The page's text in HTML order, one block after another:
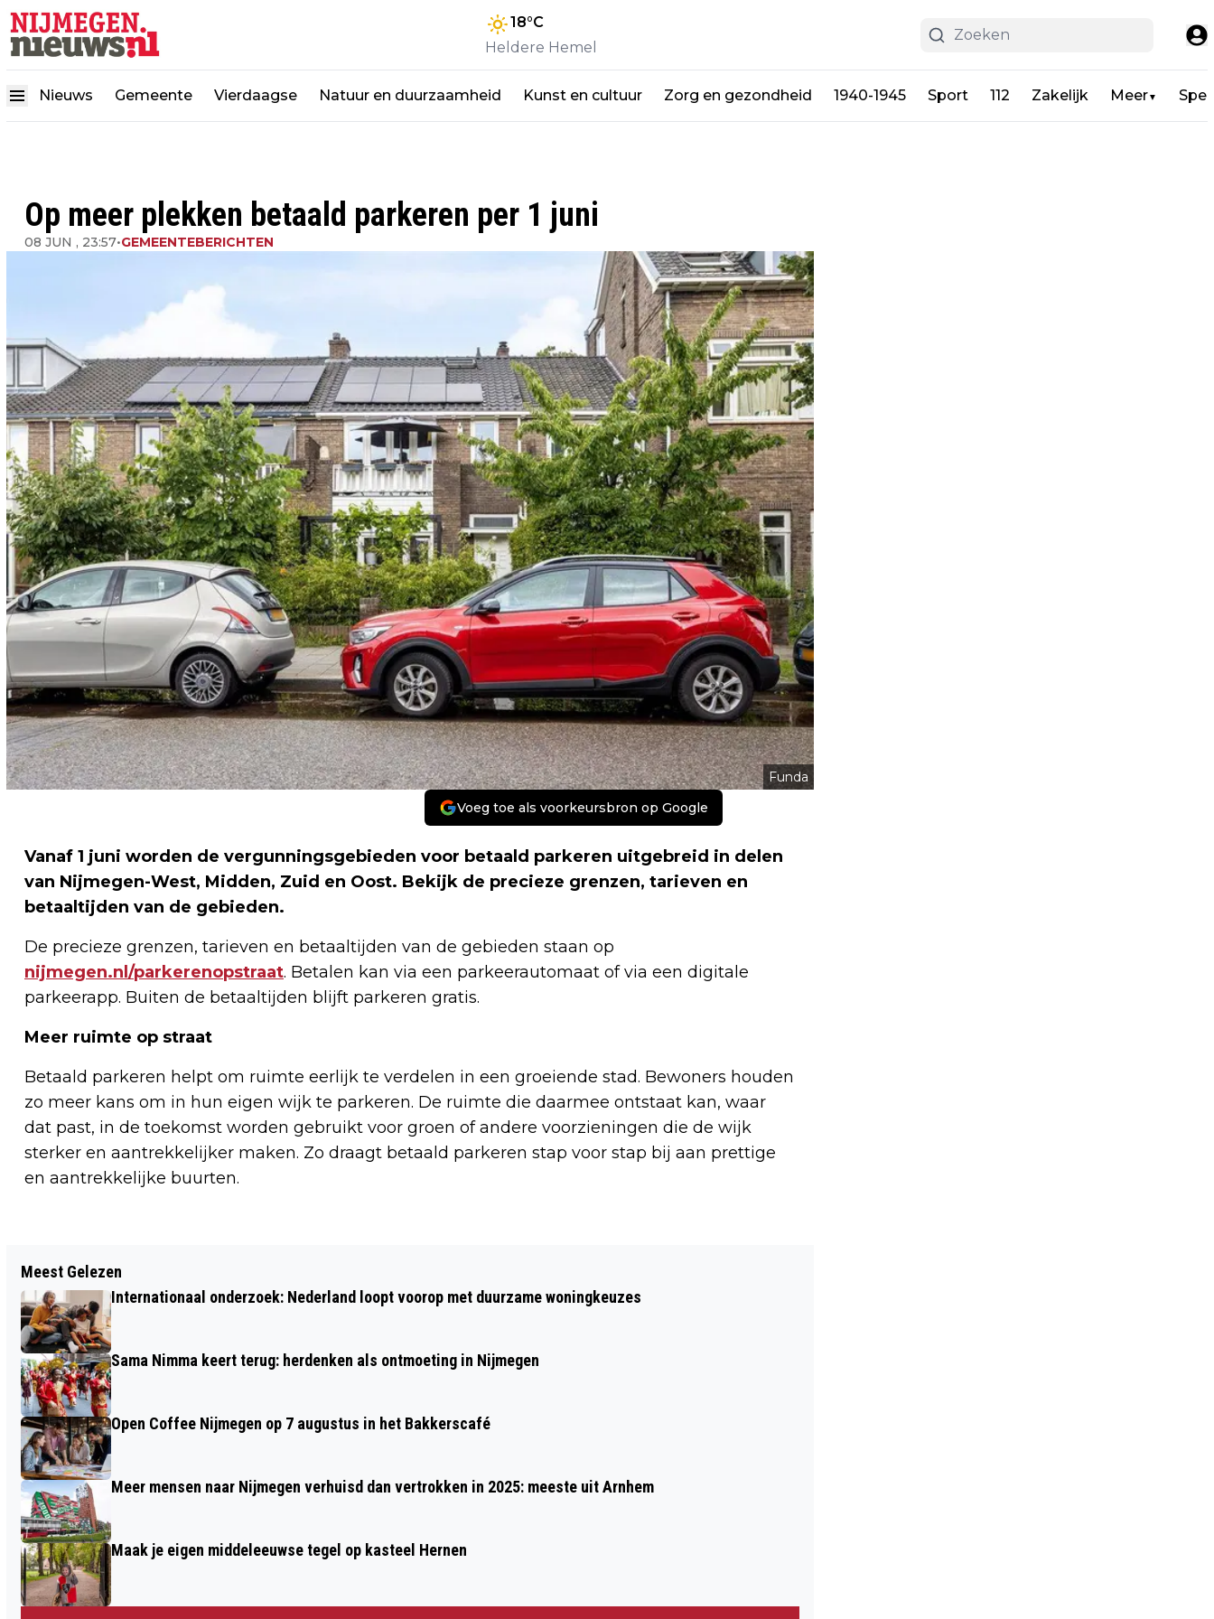
18°C
Heldere Hemel
Nieuws Gemeente Vierdaagse Natuur en duurzaamheid Kunst en cultuur Zorg en gezondheid 1940-1945 Sport 112 Zakelijk Meer▼
Op meer plekken betaald parkeren per 1 juni
08 JUN , 23:57•GEMEENTEBERICHTEN
Funda
Voeg toe als voorkeursbron op Google
Vanaf 1 juni worden de vergunningsgebieden voor betaald parkeren uitgebreid in delen
van Nijmegen-West, Midden, Zuid en Oost. Bekijk de precieze grenzen, tarieven en
betaaltijden van de gebieden.
De precieze grenzen, tarieven en betaaltijden van de gebieden staan op
nijmegen.nl/parkerenopstraat. Betalen kan via een parkeerautomaat of via een digitale
parkeerapp. Buiten de betaaltijden blijft parkeren gratis.
Meer ruimte op straat
Betaald parkeren helpt om ruimte eerlijk te verdelen in een groeiende stad. Bewoners houden
zo meer kans om in hun eigen wijk te parkeren. De ruimte die daarmee ontstaat kan, waar
dat past, in de toekomst worden gebruikt voor groen of andere voorzieningen die de wijk
sterker en aantrekkelijker maken. Zo draagt betaald parkeren stap voor stap bij aan prettige
en aantrekkelijke buurten.
INBREKERS KIEZEN VAAK VOOR DE
MAKKELIJKSTE WEG: VIA DE VOORDEUR
MAURITSSINGEL (N325) VAN 12-14
Meest Gelezen
Internationaal onderzoek: Nederland loopt voorop met duurzame woningkeuzes
Sama Nimma keert terug: herdenken als ontmoeting in Nijmegen
Open Coffee Nijmegen op 7 augustus in het Bakkerscafé
Meer mensen naar Nijmegen verhuisd dan vertrokken in 2025: meeste uit Arnhem
Maak je eigen middeleeuwse tegel op kasteel Hernen